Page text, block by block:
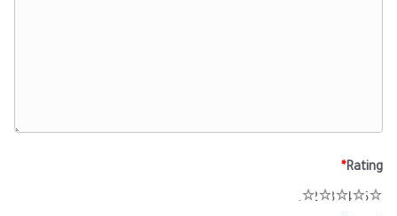
Rating
*
5
4
3
2